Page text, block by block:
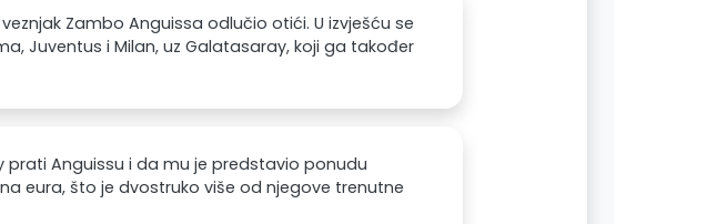
Zambo Anguissa odlučio otići. U izvješću se
Juventus i Milan, uz Galatasaray, koji ga također
Anguissu i da mu je predstavio ponudu
eura, što je dvostruko više od njegove trenutne